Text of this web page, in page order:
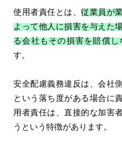
使用者責任とは、従業員が
よって他人に損害を与えた
る会社もその損害を賠償
す。
安全配慮義務違反は、会社
という落ち度がある場合に
用者責任は、直接的な加害
うという特徴があります。